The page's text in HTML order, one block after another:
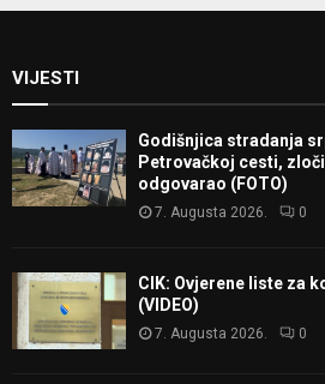
VIJESTI
Godišnjica stradanja
Petrovačkoj cesti,
odgovarao (FOTO)
7. Augusta 2026. 0
CIK: Ovjerene liste za
(VIDEO)
7. Augusta 2026. 0